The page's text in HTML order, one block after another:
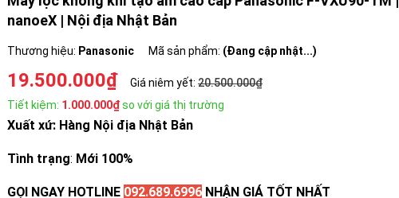
nanoeX | Nội địa Nhật Bản
Thương hiệu: Panasonic Mã sản phẩm: (Đang cập nhật...)
19.500.000₫ Giá niêm yết: 20.500.000₫
Tiết kiệm: 1.000.000₫so với giá thị trường
Xuất xứ: Hàng Nội địa Nhật Bản
Tình trạng: Mới 100%
GỌI NGAY HOTLINE 092.689.6996 NHẬN GIÁ TỐT NHẤT